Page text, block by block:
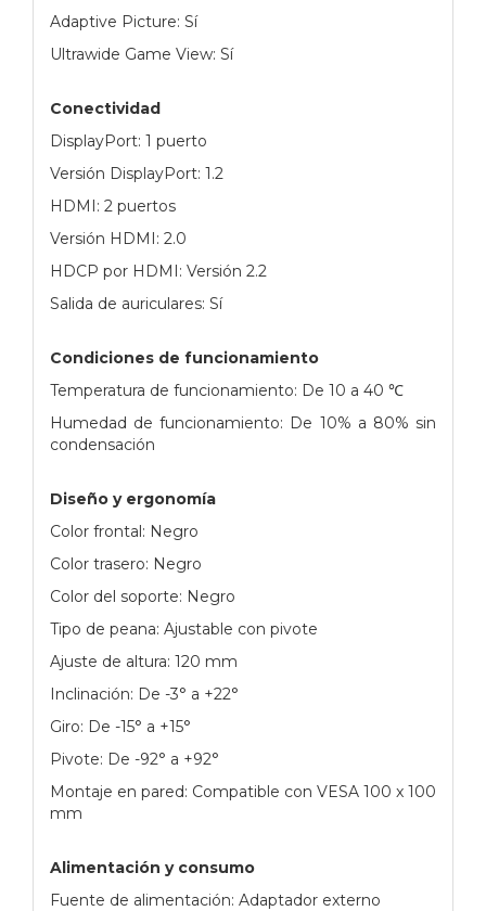
Adaptive Picture: Sí
Ultrawide Game View: Sí
Conectividad
DisplayPort: 1 puerto
Versión DisplayPort: 1.2
HDMI: 2 puertos
Versión HDMI: 2.0
HDCP por HDMI: Versión 2.2
Salida de auriculares: Sí
Condiciones de funcionamiento
Temperatura de funcionamiento: De 10 a 40 ℃
Humedad de funcionamiento: De 10% a 80% sin
condensación
Diseño y ergonomía
Color frontal: Negro
Color trasero: Negro
Color del soporte: Negro
Tipo de peana: Ajustable con pivote
Ajuste de altura: 120 mm
Inclinación: De -3° a +22°
Giro: De -15° a +15°
Pivote: De -92° a +92°
Montaje en pared: Compatible con VESA 100 x 100
mm
Alimentación y consumo
Fuente de alimentación: Adaptador externo